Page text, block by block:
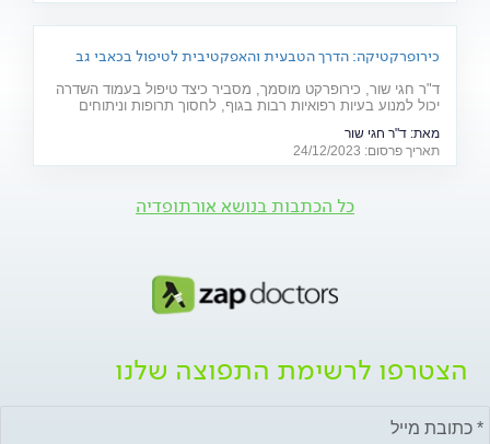
כירופרקטיקה: הדרך הטבעית והאפקטיבית לטיפול בכאבי גב
ד"ר חגי שור, כירופרקט מוסמך, מסביר כיצד טיפול בעמוד השדרה
יכול למנוע בעיות רפואיות רבות בגוף, לחסוך תרופות וניתוחים
מאת: ד"ר חגי שור
תאריך פרסום: 24/12/2023
כל הכתבות בנושא אורתופדיה
הצטרפו לרשימת התפוצה שלנו